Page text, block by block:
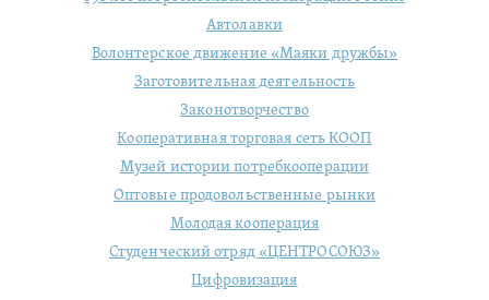
Автолавки
Волонтерское движение «Маяки дружбы»
Заготовительная деятельность
Законотворчество
Кооперативная торговая сеть КООП
Музей истории потребкооперации
Оптовые продовольственные рынки
Молодая кооперация
Студенческий отряд «ЦЕНТРОСОЮЗ»
Цифровизация